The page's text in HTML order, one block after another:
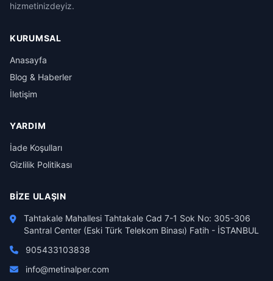
hizmetinizdeyiz.
KURUMSAL
Anasayfa
Blog & Haberler
İletişim
YARDIM
İade Koşulları
Gizlilik Politikası
BIZE ULAŞIN
Tahtakale Mahallesi Tahtakale Cad 7-1 Sok No: 305-306
Santral Center (Eski Türk Telekom Binası) Fatih - İSTANBUL
905433103838
info@metinalper.com